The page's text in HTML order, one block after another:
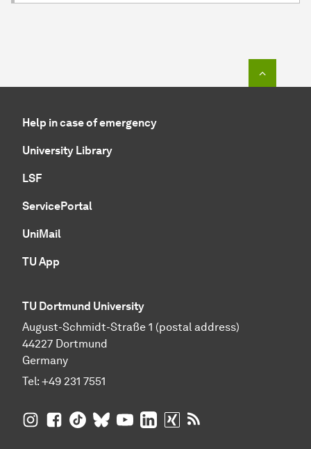
Help in case of emergency
University Library
LSF
ServicePortal
UniMail
TU App
TU Dortmund University
August-Schmidt-Straße 1 (postal address)
44227 Dortmund
Germany
Tel: +49 231 7551
TU Dortmund University on Instagram
TU Dortmund University on Facebook
TU Dortmund University on TikTok
TU Dortmund University on BlueSky
TU Dortmund University on
TU Dortmund University on
TU Dortmund University